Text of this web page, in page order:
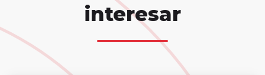
interesar